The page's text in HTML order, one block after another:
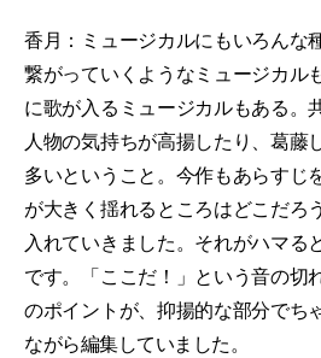
香月：ミュージカルにもいろんな
繋がっていくようなミュージカル
に歌が入るミュージカルもある。
人物の気持ちが高揚したり、葛藤
多いということ。今作もあらすじ
が大きく揺れるところはどこだろ
入れていきました。それがハマる
です。「ここだ！」という音の切
のポイントが、抑揚的な部分でち
ながら編集していました。